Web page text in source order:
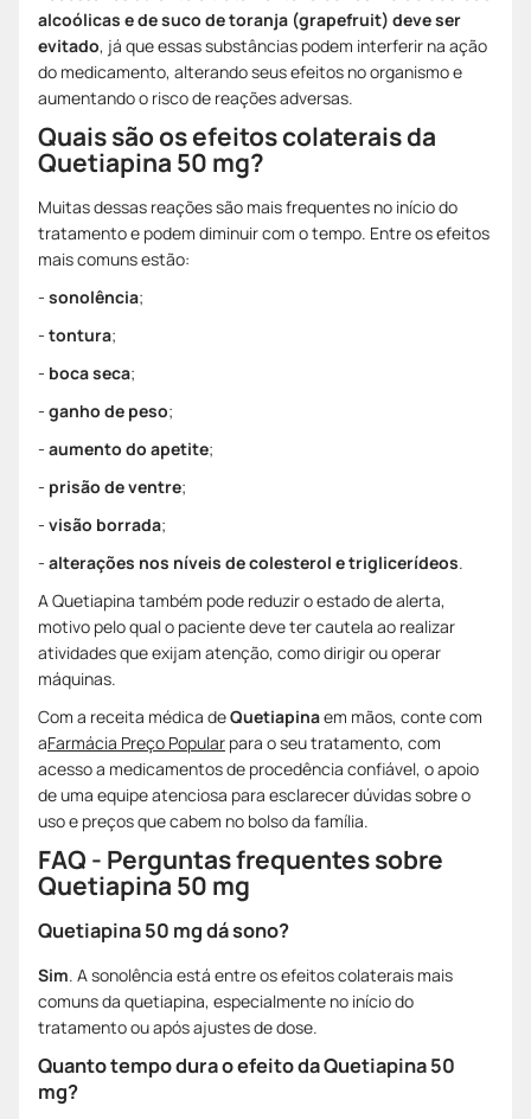
alcoólicas e de suco de toranja (grapefruit) deve ser
evitado, já que essas substâncias podem interferir na ação
do medicamento, alterando seus efeitos no organismo e
aumentando o risco de reações adversas.
Quais são os efeitos colaterais da
Quetiapina 50 mg?
Muitas dessas reações são mais frequentes no início do
tratamento e podem diminuir com o tempo. Entre os efeitos
mais comuns estão:
- sonolência;
- tontura;
- boca seca;
- ganho de peso;
- aumento do apetite;
- prisão de ventre;
- visão borrada;
- alterações nos níveis de colesterol e triglicerídeos.
A Quetiapina também pode reduzir o estado de alerta,
motivo pelo qual o paciente deve ter cautela ao realizar
atividades que exijam atenção, como dirigir ou operar
máquinas.
Com a receita médica deQuetiapinaem mãos, conte com
aFarmácia Preço Popular para o seu tratamento, com
acesso a medicamentos de procedência confiável, o apoio
de uma equipe atenciosa para esclarecer dúvidas sobre o
uso e preços que cabem no bolso da família.
FAQ - Perguntas frequentes sobre
Quetiapina 50 mg
Quetiapina 50 mg dá sono?
Sim. A sonolência está entre os efeitos colaterais mais
comuns da quetiapina, especialmente no início do
tratamento ou após ajustes de dose.
Quanto tempo dura o efeito da Quetiapina 50
mg?